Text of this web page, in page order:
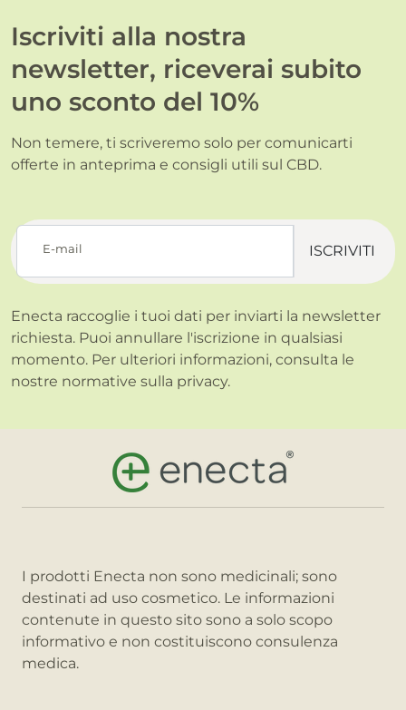
Iscriviti alla nostra
newsletter, riceverai subito
uno sconto del 10%
Non temere, ti scriveremo solo per comunicarti
offerte in anteprima e consigli utili sul CBD.
E-mail ISCRIVITI
Enecta raccoglie i tuoi dati per inviarti la newsletter
richiesta. Puoi annullare l'iscrizione in qualsiasi
momento. Per ulteriori informazioni, consulta le
nostre normative sulla privacy.
I prodotti Enecta non sono medicinali; sono
destinati ad uso cosmetico. Le informazioni
contenute in questo sito sono a solo scopo
informativo e non costituiscono consulenza
medica.